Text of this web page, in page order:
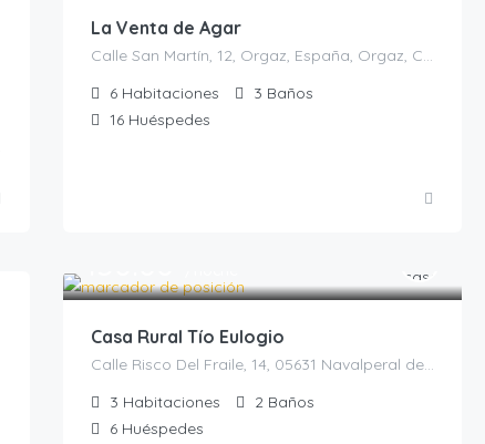
La Venta de Agar
Calle San Martín, 12, Orgaz, España, Orgaz, Casas rurales en Toledo, España
6 Habitaciones 3 Baños
16 Huéspedes
Casa Rural Tío Eulogio
Calle Risco Del Fraile, 14, 05631 Navalperal de Tormes, Ávila, España, Navalperal de Tormes, Castilla y León, España
3 Habitaciones 2 Baños
6 Huéspedes